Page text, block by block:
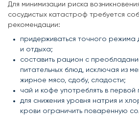
Для минимизации риска
сосудистых катастроф требуется
рекомендации:
придерживаться точного режима
и отдыха;
составить рацион с
питательных блюд, исключая из
жирное мясо, сдобу, сладости;
чай и кофе употреблять в первой
для снижения уровня натрия и
крови ограничить поваренную